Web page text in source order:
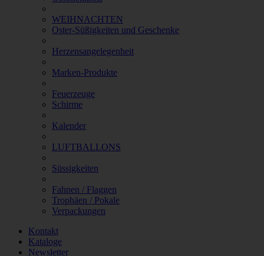
WEIHNACHTEN
Oster-Süßigkeiten und Geschenke
Herzensangelegenheit
Marken-Produkte
Feuerzeuge
Schirme
Kalender
LUFTBALLONS
Süssigkeiten
Fahnen / Flaggen
Trophäen / Pokale
Verpackungen
Kontakt
Kataloge
Newsletter